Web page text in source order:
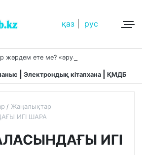
қаз рус
Электрондық кітапхана ҚМДБ
Жаңалықтар
ИГІ ШАРА
ИГІ